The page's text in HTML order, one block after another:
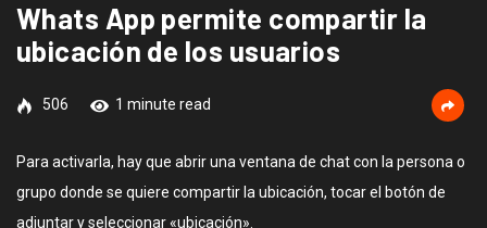
Whats App permite compartir la
ubicación de los usuarios
506 1 minute read
Para activarla, hay que abrir una ventana de chat con la persona o
grupo donde se quiere compartir la ubicación, tocar el botón de
adjuntar y seleccionar «ubicación».